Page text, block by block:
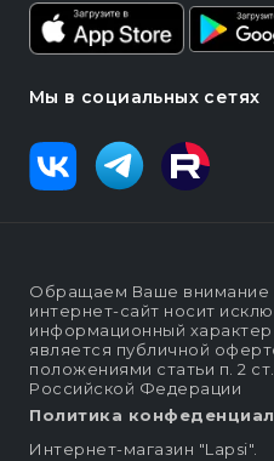
Мы в социальных сетях
Обращаем Ваше внимание
интернет-сайт носит
информационный характер
является публичной
положениями статьи п. 2
Российской Федерации
Политика
Интернет-магазин "Lapsi".